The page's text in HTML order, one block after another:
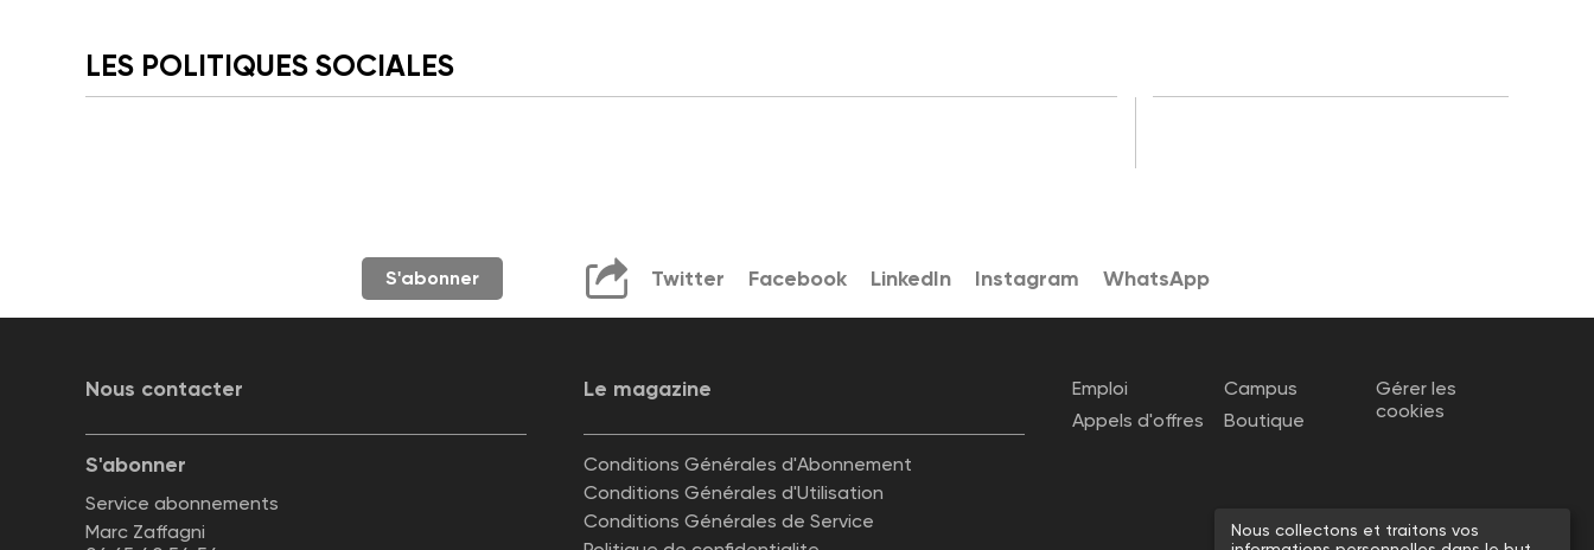
LES POLITIQUES SOCIALES
S'abonner Twitter Facebook LinkedIn Instagram WhatsApp
Nous contacter Le magazine
S'abonner
Service abonnements
Marc Zaffagni
Conditions Générales d'Abonnement
Conditions Générales d'Utilisation
Conditions Générales de Service
Emploi
Appels d'offres
Campus
Boutique
Gérer les
cookies
Nous collectons et traitons vos